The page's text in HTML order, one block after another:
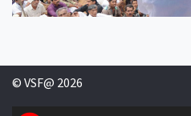
© VSF@ 2026